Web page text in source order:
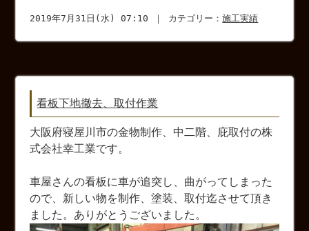
2019年7月31日(水) 07:10 ｜ カテゴリー：施工実績
看板下地撤去、取付作業
大阪府寝屋川市の金物制作、中二階、庇取付の株
式会社幸工業です。
車屋さんの看板に車が追突し、曲がってしまった
ので、新しい物を制作、塗装、取付迄させて頂き
ました。ありがとうございました。